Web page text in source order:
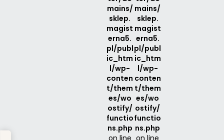
mains/
sklep.
magist
erna5.
pl/publ
ic_htm
l/wp-
conten
t/them
es/wo
ostify/
functio
ns.php
mains/
sklep.
magist
erna5.
pl/publ
ic_htm
l/wp-
conten
t/them
es/wo
ostify/
functio
ns.php